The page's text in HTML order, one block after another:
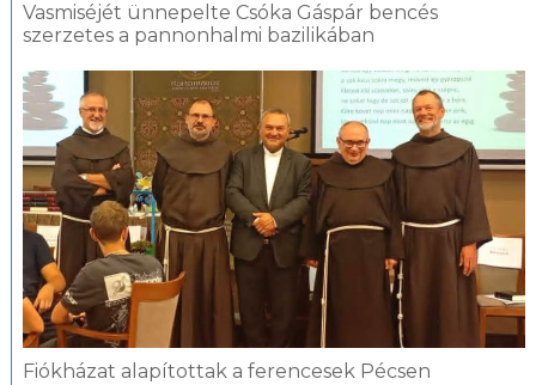
Vasmiséjét ünnepelte Csóka Gáspár bencés
szerzetes a pannonhalmi bazilikában
Fiókházat alapítottak a ferencesek Pécsen